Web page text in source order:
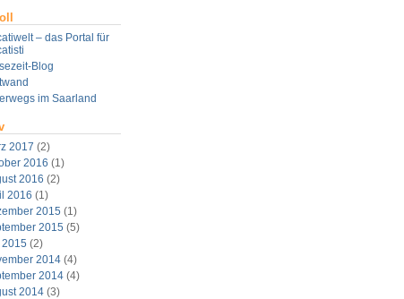
– das Portal für
Blog
im Saarland
2017 (2)
2016 (1)
2016 (2)
2016 (1)
2015 (1)
2015 (5)
(2)
2014(4)
2014(4)
2014(3)